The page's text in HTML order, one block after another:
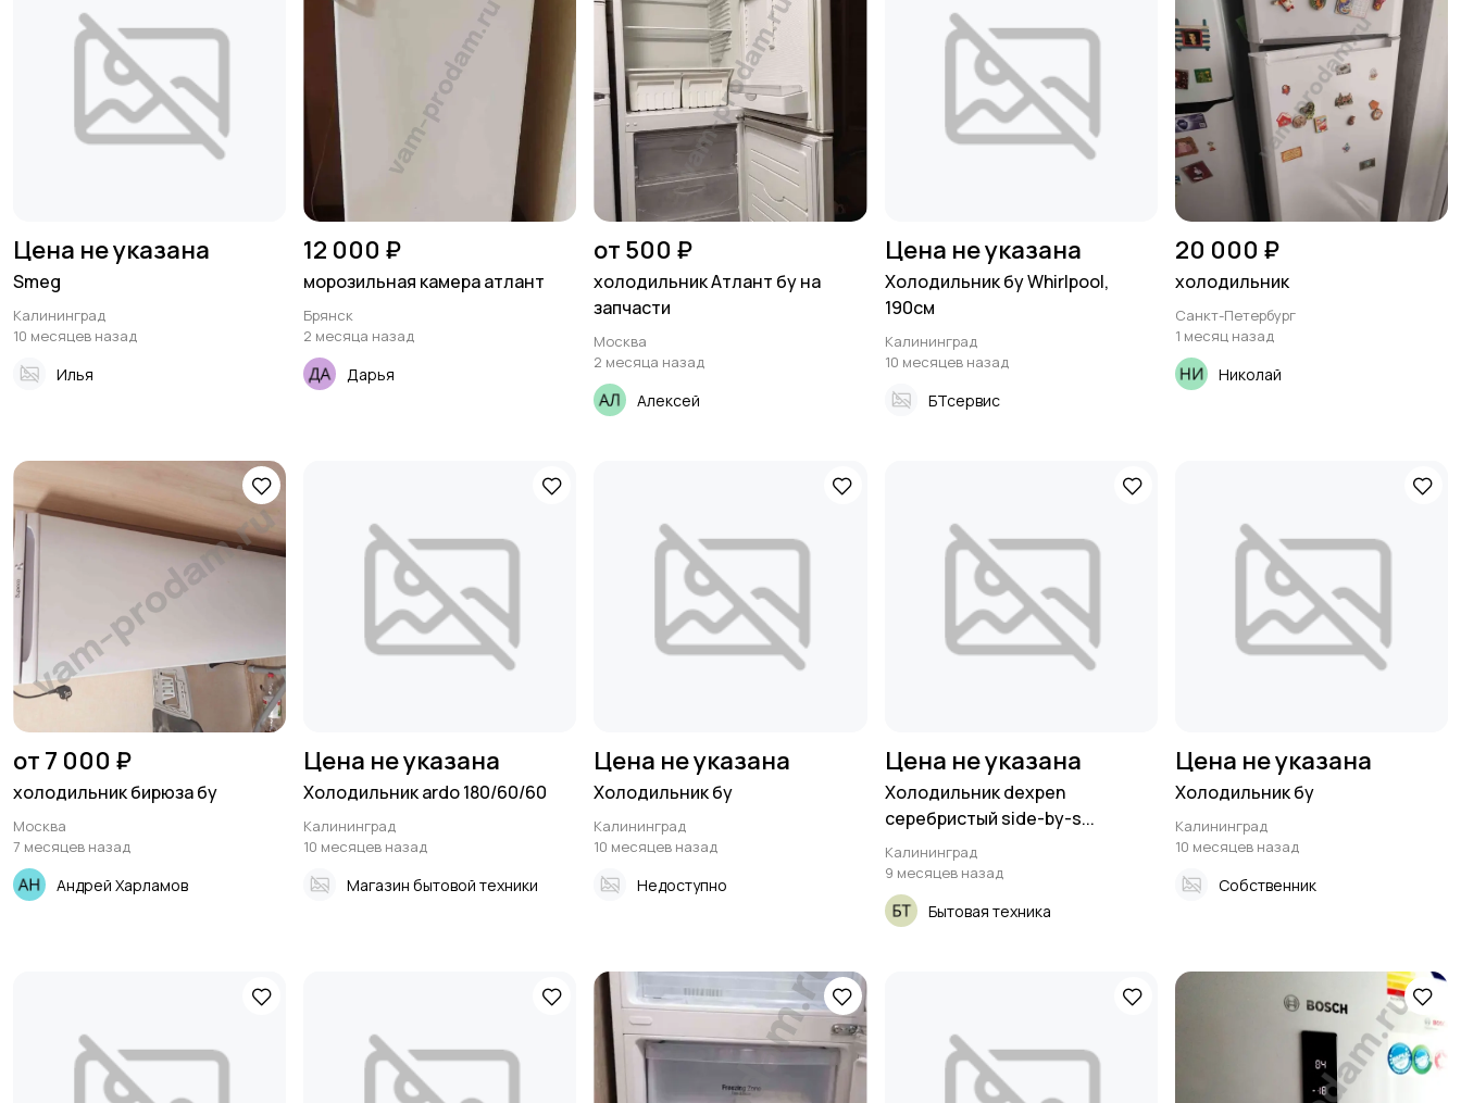
Цена не указана
Smeg
Калининград
10 месяцев назад
Илья
12 000 ₽
морозильная камера атлант
Брянск
2 месяца назад
Дарья
от 500 ₽
холодильник Атлант бу на
запчасти
Москва
2 месяца назад
Алексей
Цена не указана
Холодильник бу Whirlpool,
190см
Калининград
10 месяцев назад
БТсервис
20 000 ₽
холодильник
Санкт-Петербург
1 месяц назад
Николай
от 7 000 ₽
холодильник бирюза бу
Москва
7 месяцев назад
Андрей Харламов
Цена не указана
Холодильник ardo 180/60/60
Калининград
10 месяцев назад
Магазин бытовой техники
Цена не указана
Холодильник бу
Калининград
10 месяцев назад
Недоступно
Цена не указана
Холодильник dexpеn
серебристый side-by-s...
Калининград
9 месяцев назад
Бытовая техника
Цена не указана
Холодильник бу
Калининград
10 месяцев назад
Собственник